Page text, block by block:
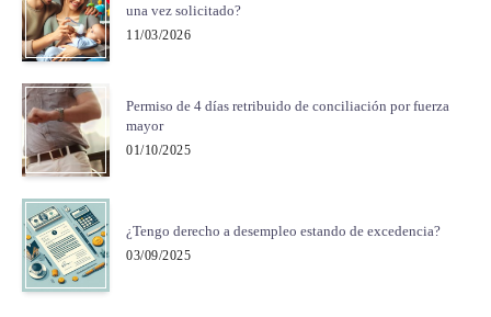
una vez solicitado?
11/03/2026
Permiso de 4 días retribuido de conciliación por fuerza
mayor
01/10/2025
¿Tengo derecho a desempleo estando de excedencia?
03/09/2025